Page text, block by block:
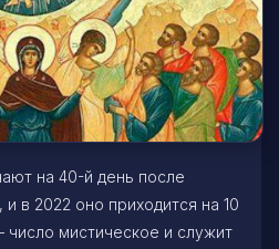
на 40-й день после
в 2022 оно приходится на 10
число мистическое и служит